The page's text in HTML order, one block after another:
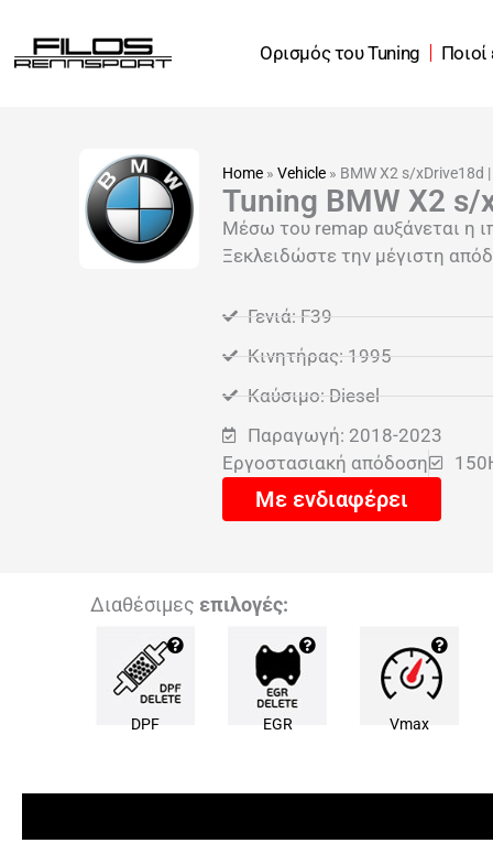
περιεχόμενο
Ορισμός του Tuning Ποιοί
Home » Vehicle » BMW X2 s/xDrive18d
Tuning BMW X2 s/
Μέσω του remap αυξάνεται η
Ξεκλειδώστε την μέγιστη
Γενιά: F39
Κινητήρας: 1995
Καύσιμο: Diesel
Παραγωγή: 2018-2023
Εργοστασιακή απόδοση
Με ενδιαφέρει
Διαθέσιμες επιλογές:
DPF EGR Vmax